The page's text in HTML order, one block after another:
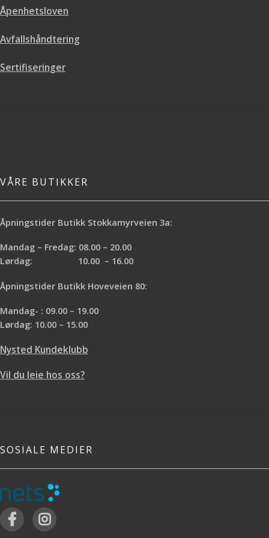
Åpenhetsloven
Avfallshåndtering
Sertifiseringer
VÅRE BUTIKKER
Åpningstider Butikk Stokkamyrveien 3a:
Mandag – Fredag: 08.00 – 20.00
Lørdag: 10.00 – 16.00
Åpningstider Butikk Hoveveien 80:
Mandag- : 09.00 – 19.00
Lørdag: 10.00 – 15.00
Nysted Kundeklubb
Vil du leie hos oss?
SOSIALE MEDIER